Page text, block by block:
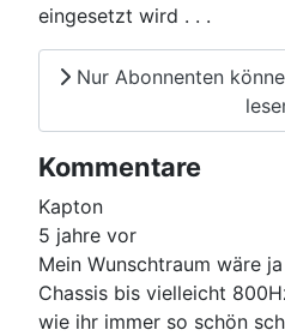
eingesetzt wird . . .
Nur Abonnenten
Kommentare
Kapton
5 jahre vor
Mein Wunschtraum wäre
Chassis bis vielleicht
wie ihr immer so schön